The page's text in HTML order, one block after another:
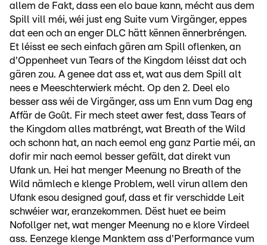
allem de Fakt, dass een elo baue kann, mécht aus dem
Spill vill méi, wéi just eng Suite vum Virgänger, eppes
dat een och an enger DLC hätt kënnen ënnerbréngen.
Et léisst ee sech einfach gären am Spill oflenken, an
d'Oppenheet vun Tears of the Kingdom léisst dat och
gären zou. A genee dat ass et, wat aus dem Spill alt
nees e Meeschterwierk mécht. Op den 2. Deel elo
besser ass wéi de Virgänger, ass um Enn vum Dag eng
Affär de Goût. Fir mech steet awer fest, dass Tears of
the Kingdom alles matbréngt, wat Breath of the Wild
och schonn hat, an nach eemol eng ganz Partie méi, an
dofir mir nach eemol besser gefält, dat direkt vun
Ufank un. Hei hat menger Meenung no Breath of the
Wild nämlech e klenge Problem, well virun allem den
Ufank esou designed gouf, dass et fir verschidde Leit
schwéier war, eranzekommen. Dëst huet ee beim
Nofollger net, wat menger Meenung no e klore Virdeel
ass. Eenzege klenge Manktem ass d'Performance vum